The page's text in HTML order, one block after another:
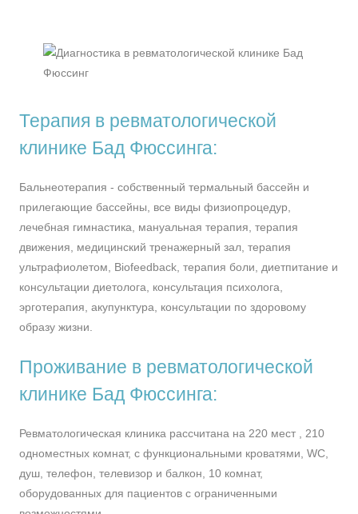
Терапия в ревматологической
клинике Бад Фюссинга:
Бальнеотерапия - собственный термальный бассейн и
прилегающие бассейны, все виды физиопроцедур,
лечебная гимнастика, мануальная терапия, терапия
движения, медицинский тренажерный зал, терапия
ультрафиолетом, Biofeedback, терапия боли, диетпитание и
консультации диетолога, консультация психолога,
эрготерапия, акупунктура, консультации по здоровому
образу жизни.
Проживание в ревматологической
клинике Бад Фюссинга:
Ревматологическая клиника рассчитана на 220 мест , 210
одноместных комнат, с функциональными кроватями, WC,
душ, телефон, телевизор и балкон, 10 комнат,
оборудованных для пациентов с ограниченными